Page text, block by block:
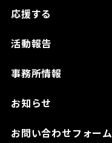
応援する
活動報告
事務所情報
お知らせ
お問い合わせフォーム